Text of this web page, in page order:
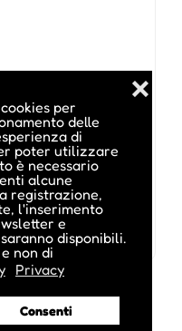
per
delle
di
poter utilizzare
è necessario
alcune
registrazione,
l'inserimento
e
disponibili.
non di
Privacy
Consenti
❌